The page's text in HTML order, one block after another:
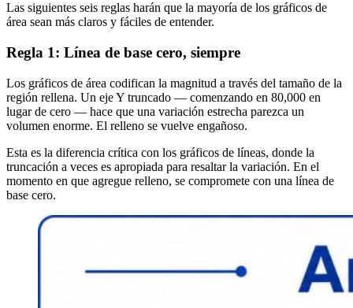
Las siguientes seis reglas harán que la mayoría de los gráficos de
área sean más claros y fáciles de entender.
Regla 1: Línea de base cero, siempre
Los gráficos de área codifican la magnitud a través del tamaño de la
región rellena. Un eje Y truncado — comenzando en 80,000 en
lugar de cero — hace que una variación estrecha parezca un
volumen enorme. El relleno se vuelve engañoso.
Esta es la diferencia crítica con los gráficos de líneas, donde la
truncación a veces es apropiada para resaltar la variación. En el
momento en que agregue relleno, se compromete con una línea de
base cero.